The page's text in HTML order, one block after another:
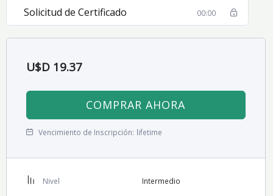
Solicitud de Certificado 00:00
U$D 19.37
COMPRAR AHORA
Vencimiento de Inscripción: lifetime
Nivel Intermedio